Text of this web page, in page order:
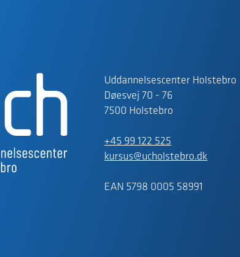
Uddannelsescenter Holstebro
Døesvej 70 - 76
7500 Holstebro
+45 99 122 525
kursus@ucholstebro.dk
EAN 5798 0005 58991